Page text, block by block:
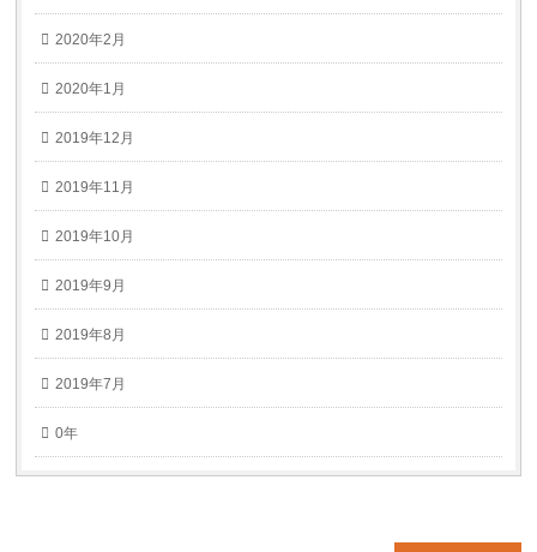
2020年2月
2020年1月
2019年12月
2019年11月
2019年10月
2019年9月
2019年8月
2019年7月
0年